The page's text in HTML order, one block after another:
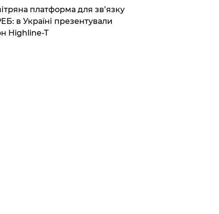
платформа для зв’язку
в Україні презентували
Highline-T